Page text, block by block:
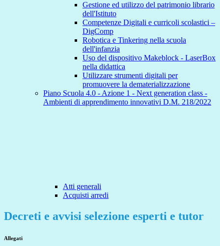
Gestione ed utilizzo del patrimonio librario
dell'Istituto
Competenze Digitali e curricoli scolastici –
DigComp
Robotica e Tinkering nella scuola
dell'infanzia
Uso del dispositivo Makeblock - LaserBox
nella didattica
Utilizzare strumenti digitali per
promuovere la dematerializzazione
Piano Scuola 4.0 - Azione 1 - Next generation class -
Ambienti di apprendimento innovativi D.M. 218/2022
Atti generali
Acquisti arredi
Decreti e avvisi selezione esperti e tutor
Allegati